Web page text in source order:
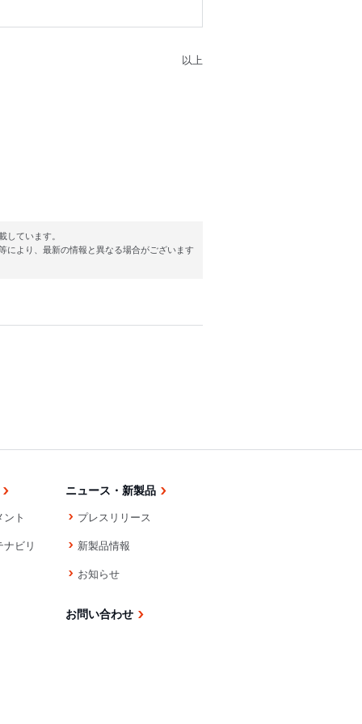
以上
しています。
により、最新の情報と異なる場合がございます
ト
ビリ
ニュース・新製品
プレスリリース
新製品情報
お知らせ
お問い合わせ